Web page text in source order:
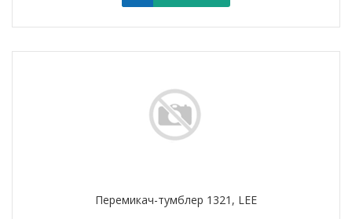
Перемикач-тумблер 1321, LEE